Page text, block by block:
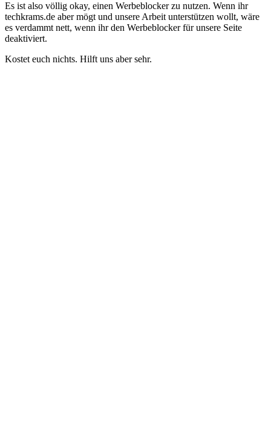
Es ist also völlig okay, einen Werbeblocker zu nutzen. Wenn ihr
techkrams.de aber mögt und unsere Arbeit unterstützen wollt, wäre
es verdammt nett, wenn ihr den Werbeblocker für unsere Seite
deaktiviert.
Kostet euch nichts. Hilft uns aber sehr.